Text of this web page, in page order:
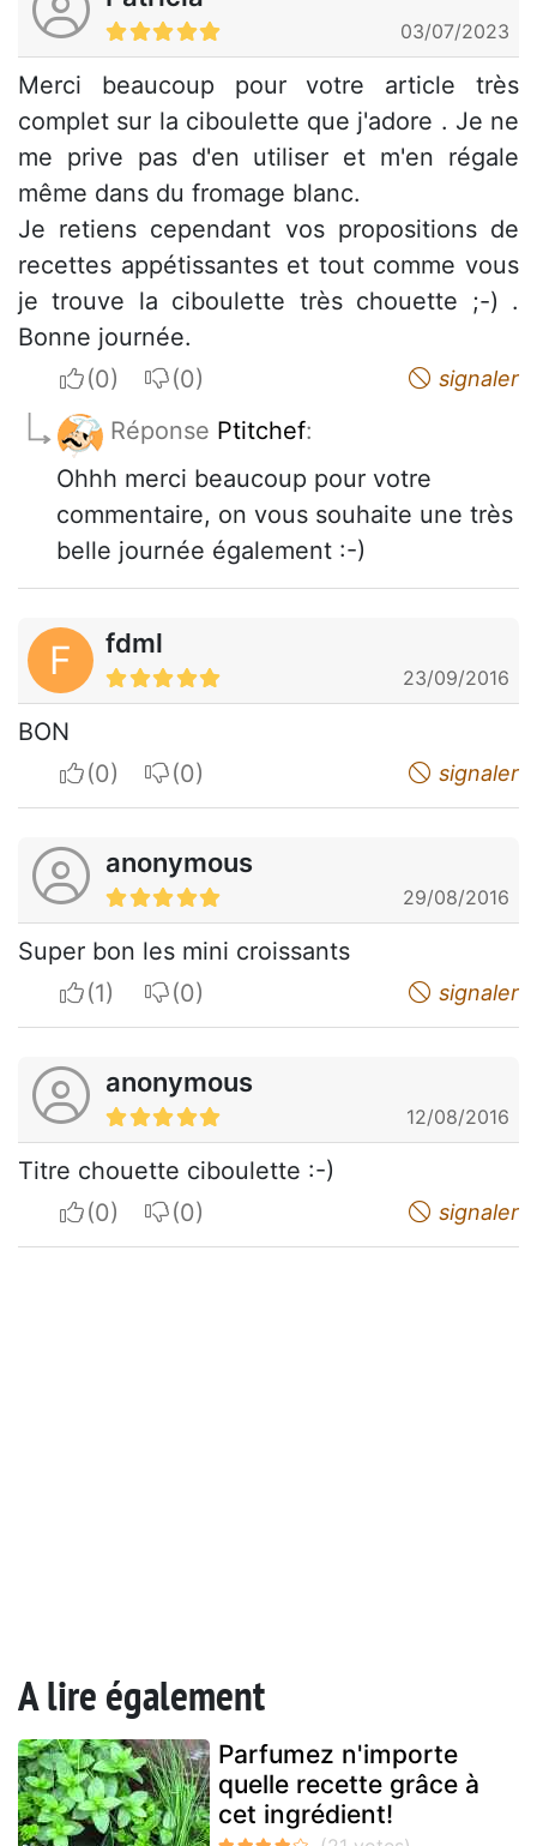
03/07/2023
Merci beaucoup pour votre article très
complet sur la ciboulette que j'adore . Je ne
me prive pas d'en utiliser et m'en régale
même dans du fromage blanc.
Je retiens cependant vos propositions de
recettes appétissantes et tout comme vous
je trouve la ciboulette très chouette ;-) .
Bonne journée.
I apreciateI do not appreciate signaler
Réponse Ptitchef:
Ohhh merci beaucoup pour votre
commentaire, on vous souhaite une très
belle journée également :-)
F fdml
23/09/2016
BON
I apreciateI do not appreciate signaler
anonymous
29/08/2016
Super bon les mini croissants
I apreciateI do not appreciate signaler
anonymous
12/08/2016
Titre chouette ciboulette :-)
I apreciateI do not appreciate signaler
A lire également
Parfumez n'importe
quelle recette grâce à
cet ingrédient!